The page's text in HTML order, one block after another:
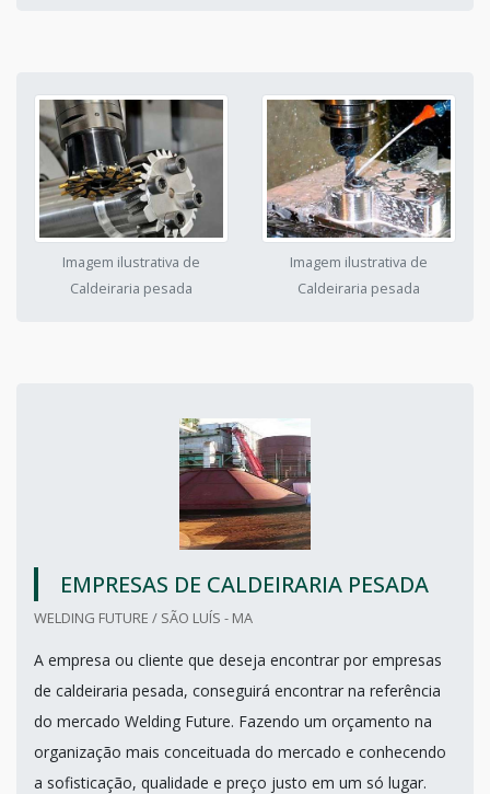
Imagem ilustrativa de
Caldeiraria pesada
Imagem ilustrativa de
Caldeiraria pesada
EMPRESAS DE CALDEIRARIA PESADA
WELDING FUTURE / SÃO LUÍS - MA
A empresa ou cliente que deseja encontrar por empresas
de caldeiraria pesada, conseguirá encontrar na referência
do mercado Welding Future. Fazendo um orçamento na
organização mais conceituada do mercado e conhecendo
a sofisticação, qualidade e preço justo em um só lugar.